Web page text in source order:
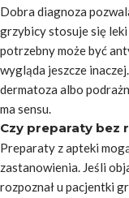
Dobra diagnoza
grzybicy stosuje się
potrzebny może być
wygląda jeszcze
dermatoza albo
ma sensu.
Czy preparaty bez
Preparaty z apteki
zastanowienia. Jeśli
rozpoznał u pacjentki